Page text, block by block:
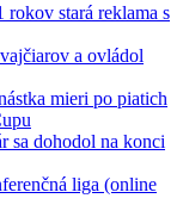
rokov stará reklama s
a ovládol
mieri po piatich
sa dohodol na konci
liga (online